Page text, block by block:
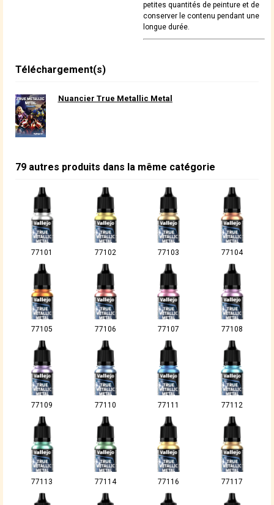
petites quantités de peinture et de
conserver le contenu pendant une
longue durée.
Téléchargement(s)
Nuancier True Metallic Metal
79 autres produits dans la même catégorie
77101 77102 77103 77104
77105 77106 77107 77108
77109 77110 77111 77112
77113 77114 77116 77117